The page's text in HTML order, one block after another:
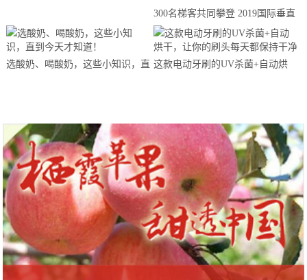
300名梯客共同攀登 2019国际垂直
马拉松超级精英赛顺德海骏达中心
站欢乐开跑
选酸奶、喝酸奶，这些小知识，直 这款电动牙刷的UV杀菌+自动烘